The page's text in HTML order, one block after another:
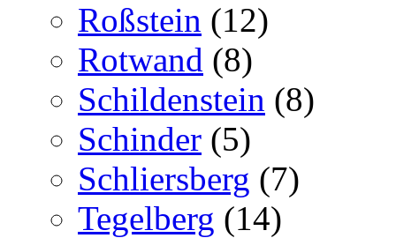
Roßstein (12)
Rotwand (8)
Schildenstein (8)
Schinder (5)
Schliersberg (7)
Tegelberg (14)